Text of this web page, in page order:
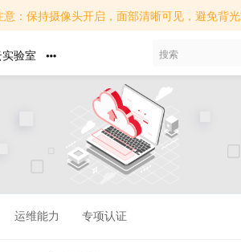
或遮挡；关闭无关软件，避免切屏操作；确保考试环境相对独
验室
运维能力 专项认证